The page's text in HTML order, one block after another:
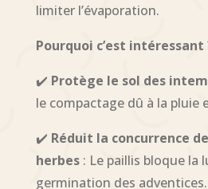
limiter l’évaporation.
Pourquoi c’est intéressant
✔️ Protège le sol des
le compactage dû à la pluie
✔️ Réduit la concurrence
herbes: Le paillis bloque la
germination des adventices.